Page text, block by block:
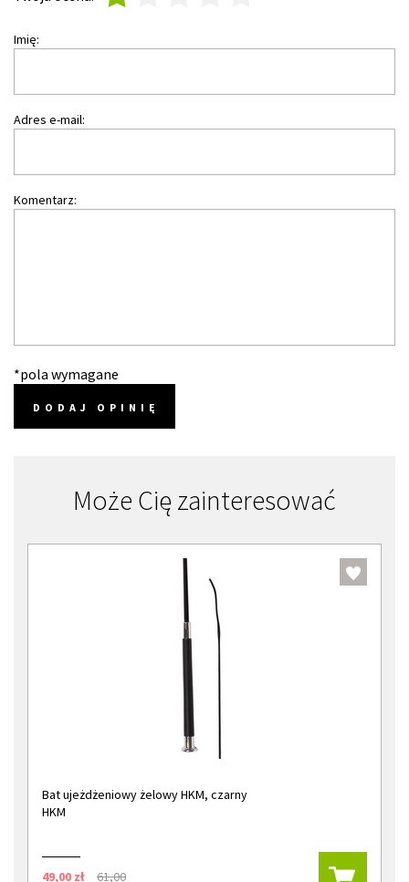
Imię:
Adres e-mail:
Komentarz:
*pola wymagane
DODAJ OPINIĘ
Może Cię zainteresować
Bat ujeżdżeniowy żelowy HKM, czarny
HKM
49,00 zł 61,00